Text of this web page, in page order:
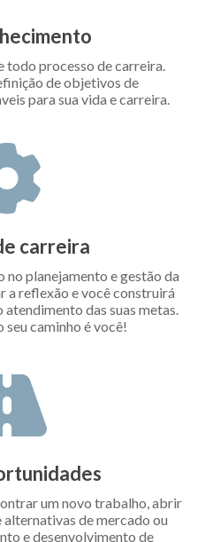
todo processo de carreira.
de objetivos de
para sua vida e carreira.
carreira
planejamento e gestão da
a reflexão e você construirá
atendimento das suas metas.
caminho é você!
um novo trabalho, abrir
de mercado ou
e desenvolvimento de